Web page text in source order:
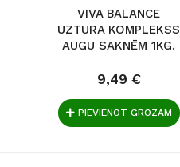
VIVA BALANCE
UZTURA KOMPLEKSS
AUGU SAKNĒM 1KG.
9,49 €
PIEVIENOT GROZAM